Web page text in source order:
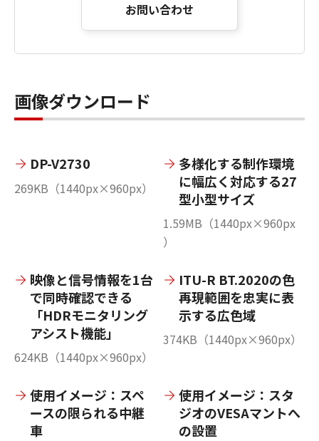
お問い合わせ
画像ダウンロード
DP-V2730
269KB（1440px×960px）
多様化する制作環境
に幅広く対応する27
型小型サイズ
1.59MB（1440px×960px
）
映像と信号情報を1台
で同時確認できる
「HDRモニタリング
アシスト機能」
624KB（1440px×960px）
ITU-R BT.2020の色
再現範囲を忠実に表
示する広色域
374KB（1440px×960px）
使用イメージ：スペ
ースの限られる中継
車
使用イメージ：スタ
ジオのVESAマントへ
の設置